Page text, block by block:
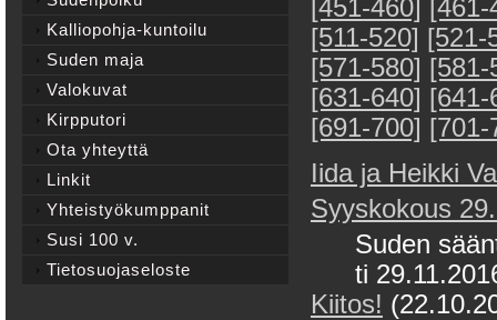
[451-460] [461-
[511-520] [521-
[571-580] [581-
[631-640] [641-
[691-700] [701-
Iida ja Heikki
Syyskokous
Suden
ti
Kiitos!
Kalliopohja-kuntoilu
Suden maja
Valokuvat
Kirpputori
Ota yhteyttä
Linkit
Yhteistyökumppanit
Susi 100 v.
Tietosuojaseloste